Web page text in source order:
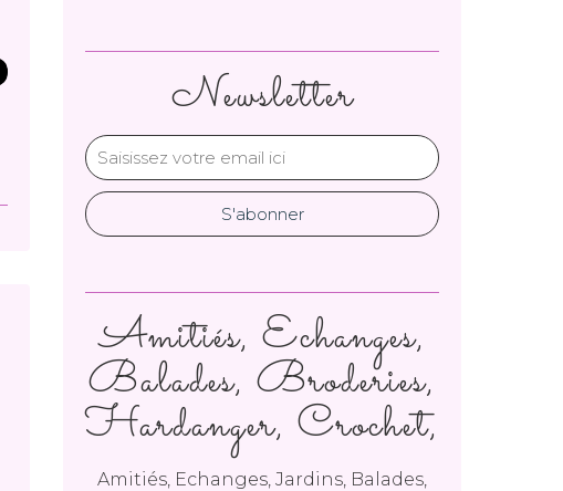
Newsletter
Amitiés, Echanges,
Balades, Broderies,
Hardanger, Crochet,
Amitiés, Echanges, Jardins, Balades,